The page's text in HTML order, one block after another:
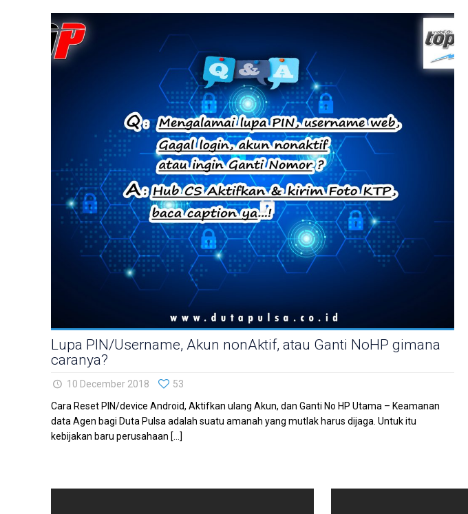
Lupa PIN/Username, Akun nonAktif, atau Ganti NoHP gimana
caranya?
10 December 2018
53
Cara Reset PIN/device Android, Aktifkan ulang Akun, dan Ganti No HP Utama – Keamanan
data Agen bagi Duta Pulsa adalah suatu amanah yang mutlak harus dijaga. Untuk itu
kebijakan baru perusahaan […]